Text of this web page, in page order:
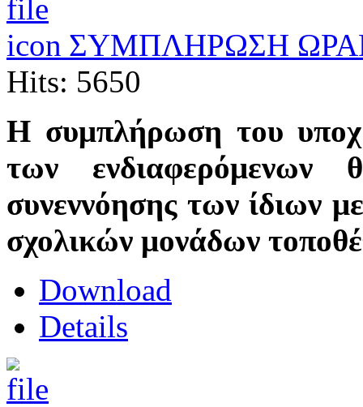
ΣΥΜΠΛΗΡΩΣΗ
Hits: 5650
Η συμπλήρωση του
των ενδιαφερόμενων
συνεννόησης των ίδιων
σχολικών μονάδων
Download
Details